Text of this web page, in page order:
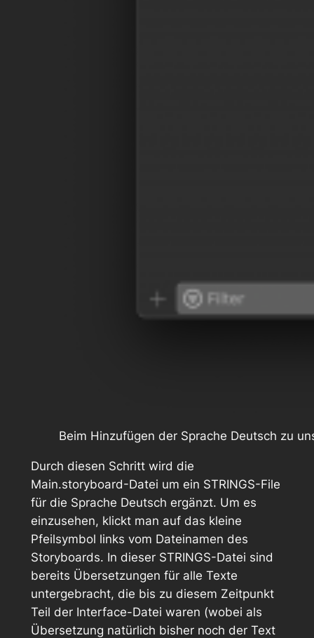
Beim Hinzufügen der Sprache Deutsch zu
Durch diesen Schritt wird die
Main.storyboard-Datei um ein STRINGS-File
für die Sprache Deutsch ergänzt. Um es
einzusehen, klickt man auf das kleine
Pfeilsymbol links vom Dateinamen des
Storyboards. In dieser STRINGS-Datei sind
bereits Übersetzungen für alle Texte
untergebracht, die bis zu diesem Zeitpunkt
Teil der Interface-Datei waren (wobei als
Übersetzung natürlich bisher noch der Text